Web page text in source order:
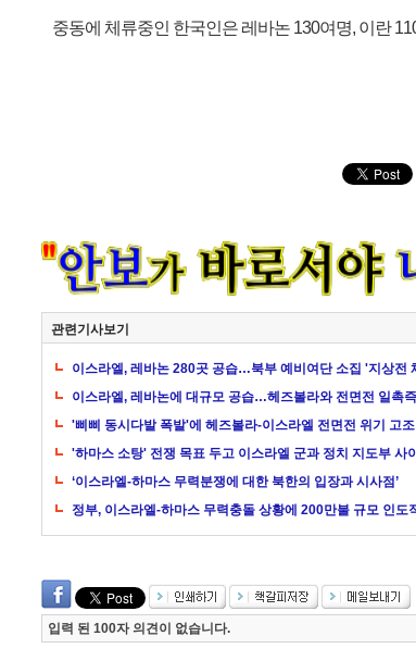
중동에 체류중인 한국인은 레바논 130여명, 이란
관련기사보기
이스라엘, 레바논 280곳 공습…북부 예비여단 소집 '지상전
이스라엘, 레바논에 대규모 공습…헤즈볼라와 전면전 일촉
'삐삐 동시다발 폭발'에 헤즈볼라-이스라엘 전면전 위기 고조
'하마스 소탕' 전쟁 목표 두고 이스라엘 군과 정치 지도부 사
‘이스라엘-하마스 무력분쟁에 대한 북한의 입장과 시사점’
정부, 이스라엘-하마스 무력충돌 상황에 200만불 규모 인도
입력 된 100자 의견이 없습니다.